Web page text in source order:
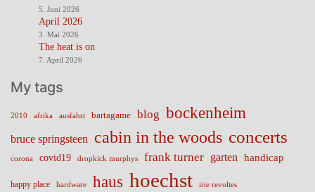
5. Juni 2026
April 2026
3. Mai 2026
The heat is on
7. April 2026
My tags
2010 afrika ausfahrt bartagame blog bockenheim
bruce springsteen cabin in the woods concerts
corona covid19 dropkick murphys frank turner garten handicap
happy place hardware haus hoechst irie revoltes